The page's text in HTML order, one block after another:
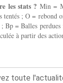
les stats ? Min =
tentés ; O = rebond
Bp = Balles
à partir des
toute